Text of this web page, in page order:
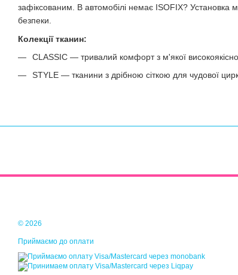
зафіксованим. В автомобілі немає ISOFIX?
безпеки.
Колекції тканин:
CLASSIC — тривалий комфорт з м'якої
STYLE — тканини з дрібною сіткою для чудової
© 2026
Приймаємо до оплати